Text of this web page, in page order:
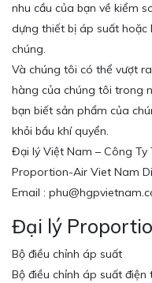
nhu cầu của bạn về kiểm
dựng thiết bị áp suất hoặc
chúng.
Và chúng tôi có thể vượt
hàng của chúng tôi trong
bạn biết sản phẩm của
khỏi bầu khí quyển.
Đại lý Việt Nam – Công Ty
Proportion-Air Viet Nam
Email :
Đại lý
Bộ điều chỉnh áp suất
Bộ điều chỉnh áp suất điện